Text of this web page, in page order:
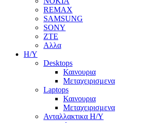
REMAX
SAMSUNG
SONY
ZTE
Αλλα
Η/Υ
Desktops
Καινουρια
Μεταχειρισμενα
Laptops
Καινουρια
Μεταχειρισμενα
Ανταλλακτικα H/Y